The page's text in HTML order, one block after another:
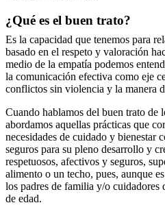
¿Qué es el buen trato?
Es la capacidad que tenemos para
basado en el respeto y valoración
medio de la empatía podemos
la comunicación efectiva como eje
conflictos sin violencia y la manera
Cuando hablamos del buen trato de
abordamos aquellas prácticas que
necesidades de cuidado y bienestar
seguros para su pleno desarrollo y
respetuosos, afectivos y seguros,
alimento o un techo, pues, aunque
los padres de familia y/o cuidadores
de edad.